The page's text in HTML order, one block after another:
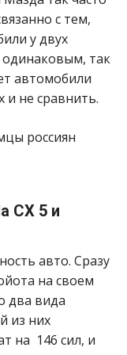
с тем,
у двух
так
автомобили
и не сравнить.
CX 5 и
авто. Сразу
на своем
два вида
из них
на 146 сил, и